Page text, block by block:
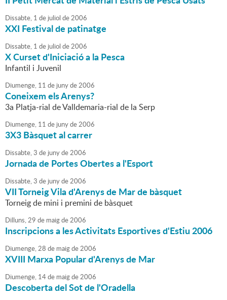
Dissabte, 1 de juliol de2006
XXI Festival de patinatge
Dissabte, 1 de juliol de2006
X Curset d'Iniciació a la Pesca
Infantil i Juvenil
Diumenge, 11 de junyde2006
Coneixem els Arenys?
3a Platja-rial de Valldemaria-rial de la Serp
Diumenge, 11 de junyde2006
3X3 Bàsquet al carrer
Dissabte,3 de junyde2006
Jornada de Portes Obertes a l'Esport
Dissabte,3 de junyde2006
VII Torneig Vila d'Arenys de Mar de bàsquet
Torneig de mini i premini de bàsquet
Dilluns,29 de maigde2006
Inscripcions a les Activitats Esportives d'Estiu 2006
Diumenge,28 de maigde2006
XVIII Marxa Popular d'Arenys de Mar
Diumenge, 14de maigde2006
Descoberta del Sot de l'Oradella